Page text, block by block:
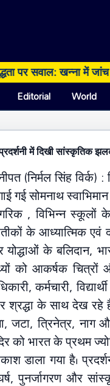
खन्ना में जांच के
Editorial World
केंद्र
2026, 07:23 PM
UTURN TIMEमें दिखी सांस्कृतिक
(निर्मल सिंह
गई सोमनाथ
, विभिन्न स्कूलों
के आध्यात्मिक एवं
योद्धाओं के बलिदान,
को आकर्षक चित्रों
कर्मचारी,
श्रद्धा के साथ देख रहे
जटा, त्रिनेत्र, नाग
को भारत के प्रथम
डाला गया है।
पुनर्जागरण और